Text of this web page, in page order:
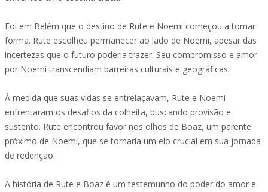
Foi em Belém que o destino de Rute e Noemi começou a tomar
forma. Rute escolheu permanecer ao lado de Noemi, apesar das
incertezas que o futuro poderia trazer. Seu compromisso e amor
por Noemi transcendiam barreiras culturais e geográficas.
À medida que suas vidas se entrelaçavam, Rute e Noemi
enfrentaram os desafios da colheita, buscando provisão e
sustento. Rute encontrou favor nos olhos de Boaz, um parente
próximo de Noemi, que se tornaria um elo crucial em sua jornada
de redenção.
A história de Rute e Boaz é um testemunho do poder do amor e